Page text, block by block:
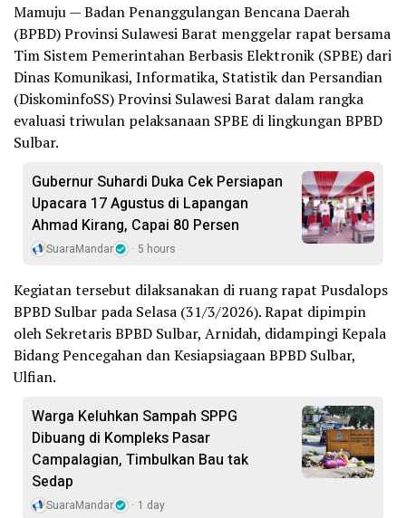
Mamuju — Badan Penanggulangan Bencana Daerah
(BPBD) Provinsi Sulawesi Barat menggelar rapat bersama
Tim Sistem Pemerintahan Berbasis Elektronik (SPBE) dari
Dinas Komunikasi, Informatika, Statistik dan Persandian
(DiskominfoSS) Provinsi Sulawesi Barat dalam rangka
evaluasi triwulan pelaksanaan SPBE di lingkungan BPBD
Sulbar.
Gubernur Suhardi Duka Cek Persiapan
Upacara 17 Agustus di Lapangan
Ahmad Kirang, Capai 80 Persen
SuaraMandar 5 hours
Kegiatan tersebut dilaksanakan di ruang rapat Pusdalops
BPBD Sulbar pada Selasa (31/3/2026). Rapat dipimpin
oleh Sekretaris BPBD Sulbar, Arnidah, didampingi Kepala
Bidang Pencegahan dan Kesiapsiagaan BPBD Sulbar,
Ulfian.
Warga Keluhkan Sampah SPPG
Dibuang di Kompleks Pasar
Campalagian, Timbulkan Bau tak
Sedap
SuaraMandar 1 day